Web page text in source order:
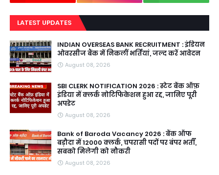
LATEST UPDATES
INDIAN OVERSEAS BANK RECRUITMENT : इंडियन
ओवरसीज बैंक में निकलीं भर्तियां, जल्द करें आवेदन
August 08, 2026
SBI CLERK NOTIFICATION 2026 : स्टेट बैंक ऑफ़
इंडिया में क्लर्क नोटिफिकेशन हुआ रद्द, जानिए पूरी
अपडेट
August 08, 2026
Bank of Baroda Vacancy 2026 : बैंक ऑफ
बड़ौदा में 12000 क्लर्क, चपरासी पदों पर बंपर भर्ती,
सबको मिलेगी को नौकरी
August 08, 2026